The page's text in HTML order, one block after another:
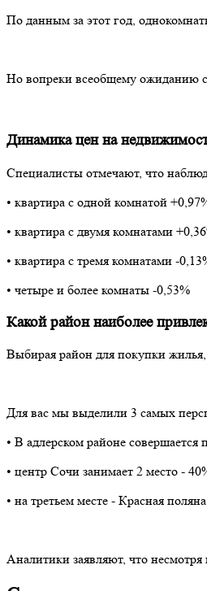
По данным за этот год,
Но вопреки всеобщему ожиданию
Динамика цен на
Специалисты отмечают, что
• квартира с одной комнатой
• квартира с двумя комнатами
• квартира с тремя комнатами -
• четыре и более комнаты -0,53%
Какой район наиболее
Выбирая район для покупки жилья,
Для вас мы выделили 3 самых
• В адлерском районе совершается
• центр Сочи занимает 2 место -
• на третьем месте - Красная
Аналитики заявляют, что